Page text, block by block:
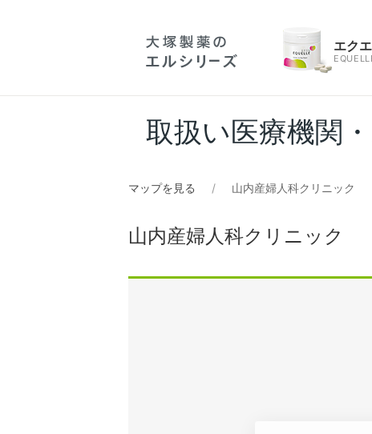
エク
取扱い医療機関
マップを見る 山内産婦人科クリニック
山内産婦人科クリニック